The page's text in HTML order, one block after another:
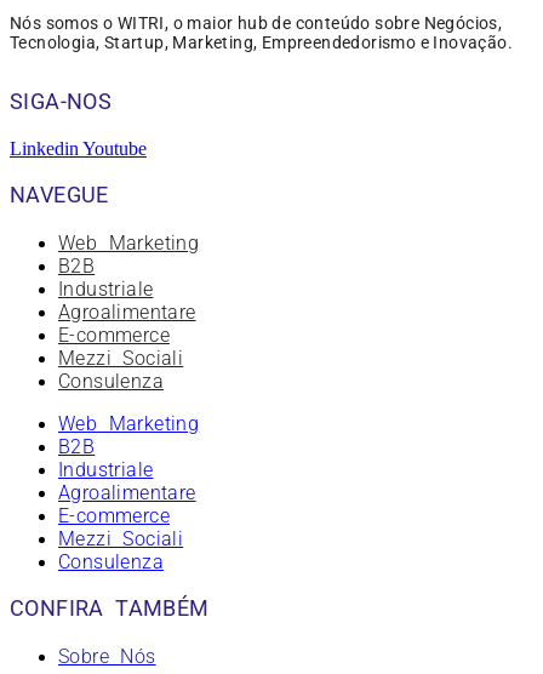
Nós somos o WITRI, o maior hub de conteúdo sobre Negócios,
Tecnologia, Startup, Marketing, Empreendedorismo e Inovação.
SIGA-NOS
Linkedin Youtube
NAVEGUE
Web Marketing
B2B
Industriale
Agroalimentare
E-commerce
Mezzi Sociali
Consulenza
Web Marketing
B2B
Industriale
Agroalimentare
E-commerce
Mezzi Sociali
Consulenza
CONFIRA TAMBÉM
Sobre Nós